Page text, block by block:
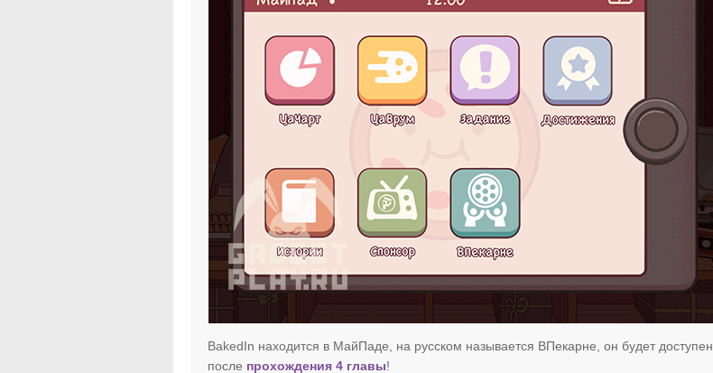
BakedIn находится в МайПаде, на русском называется ВПекарне, он будет доступен
после прохождения 4 главы!